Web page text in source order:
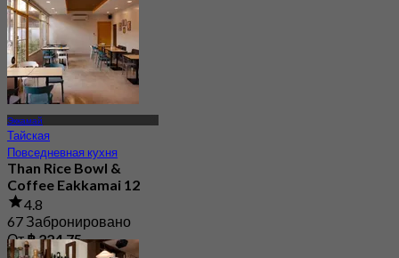
Эккамай
Тайская
Повседневная кухня
Than Rice Bowl &
Coffee Eakkamai 12
4.8
67 Забронировано
От฿ 224.75